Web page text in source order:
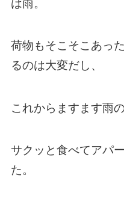
は雨。
荷物もそこそこあっ
るのは大変だし、
これからますます雨
サクッと食べてアパ
た。